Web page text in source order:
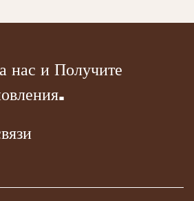
нас и Получите